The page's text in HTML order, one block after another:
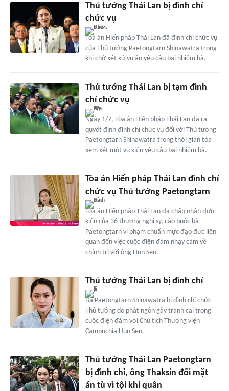
Thủ tướng Thái Lan bị đình chỉ
chức vụ
Tòa án Hiến pháp Thái Lan đã đình chỉ chức vụ
của Thủ tướng Paetongtarn Shinawatra trong
khi chờ xét xử vụ án yêu cầu bãi nhiệm bà.
Thủ tướng Thái Lan bị tạm đình
chỉ chức vụ
Ngày 1/7, Tòa án Hiến pháp Thái Lan đã ra
quyết định đình chỉ chức vụ đối với Thủ tướng
Paetongtarn Shinawatra trong thời gian tòa
xem xét một vụ kiện yêu cầu bãi nhiệm bà.
Tòa án Hiến pháp Thái Lan đình chỉ
chức vụ Thủ tướng Paetongtarn
Tòa án Hiến pháp Thái Lan đã chấp nhận đơn
kiện của 36 thượng nghị sỹ, cáo buộc bà
Paetongtarn vi phạm chuẩn mực đạo đức liên
quan đến việc cuộc điện đàm nhạy cảm về
chính trị với ông Hun Sen.
Thủ tướng Thái Lan bị đình chỉ
Bà Paetongtarn Shinawatra bị đình chỉ chức
Thủ tướng do phát ngôn gây tranh cãi trong
cuộc điện đàm với Chủ tịch Thượng viện
Campuchia Hun Sen.
Thủ tướng Thái Lan Paetongtarn
bị đình chỉ, ông Thaksin đối mặt
án tù vì tội khi quân